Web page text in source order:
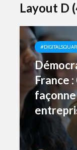
Layout D
France
façonne